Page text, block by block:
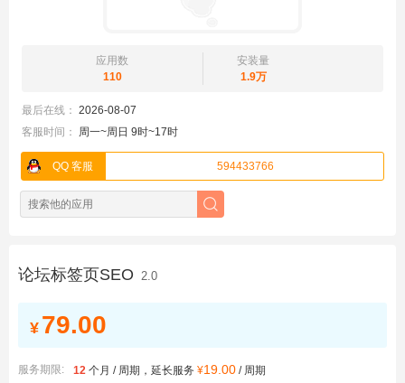
应用数
110
安装量
1.9万
最后在线： 2026-08-07
客服时间：
周一~周日 9时~17时
QQ 客服 594433766
论坛标签页SEO 2.0
¥ 79.00
服务期限: 12 个月 / 周期，延长服务 ¥19.00 / 周期